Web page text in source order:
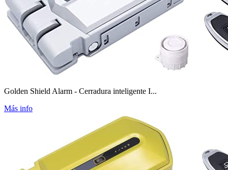
Golden Shield Alarm - Cerradura inteligente I...
Más info